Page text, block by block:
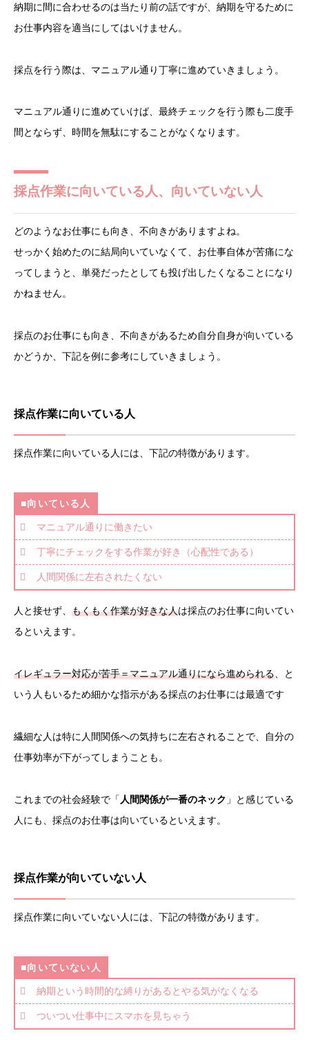
納期に間に合わせるのは当たり前の話ですが、納期を守るために
お仕事内容を適当にしてはいけません。
採点を行う際は、マニュアル通り丁寧に進めていきましょう。
マニュアル通りに進めていけば、最終チェックを行う際も二度手
間とならず、時間を無駄にすることがなくなります。
採点作業に向いている人、向いていない人
どのようなお仕事にも向き、不向きがありますよね。
せっかく始めたのに結局向いていなくて、お仕事自体が苦痛にな
ってしまうと、単発だったとしても投げ出したくなることになり
かねません。
採点のお仕事にも向き、不向きがあるため自分自身が向いている
かどうか、下記を例に参考にしていきましょう。
採点作業に向いている人
採点作業に向いている人には、下記の特徴があります。
■向いている人
マニュアル通りに働きたい
丁寧にチェックをする作業が好き（心配性である）
人間関係に左右されたくない
人と接せず、 もくもく作業が好きな人は採点のお仕事に向いてい
るといえます。
イレギュラー対応が苦手＝マニュアル通りになら進められる 、と
いう人もいるため細かな指示がある採点のお仕事には最適です
繊細な人は特に人間関係への気持ちに左右されることで、自分の
仕事効率が下がってしまうことも。
これまでの社会経験で「 人間関係が一番のネック 」と感じている
人にも、採点のお仕事は向いているといえます。
採点作業が向いていない人
採点作業に向いていない人には、下記の特徴があります。
■向いていない人
納期という時間的な縛りがあるとやる気がなくなる
ついつい仕事中にスマホを見ちゃう